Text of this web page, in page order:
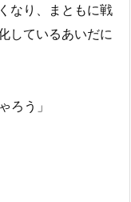
なり、まともに戦
しているあいだに
ろう」